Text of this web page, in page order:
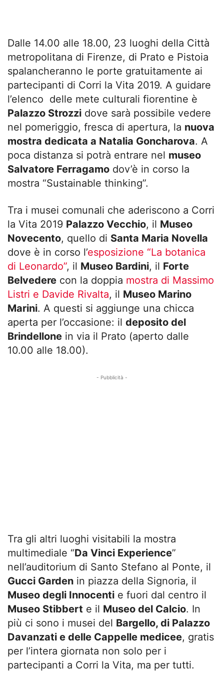
Dalle 14.00 alle 18.00, 23 luoghi della Città
metropolitana di Firenze, di Prato e Pistoia
spalancheranno le porte gratuitamente ai
partecipanti di Corri la Vita 2019. A guidare
l’elenco delle mete culturali fiorentine è
Palazzo Strozzi dove sarà possibile vedere
nel pomeriggio, fresca di apertura, la nuova
mostra dedicata a Natalia Goncharova. A
poca distanza si potrà entrare nel museo
Salvatore Ferragamo dov’è in corso la
mostra “Sustainable thinking”.
Tra i musei comunali che aderiscono a Corri
la Vita 2019 Palazzo Vecchio, il Museo
Novecento, quello di Santa Maria Novella
dove è in corso l’esposizione “La botanica
di Leonardo”, il Museo Bardini, il Forte
Belvedere con la doppia mostra di Massimo
Listri e Davide Rivalta, il Museo Marino
Marini. A questi si aggiunge una chicca
aperta per l’occasione: il deposito del
Brindellone in via il Prato (aperto dalle
10.00 alle 18.00).
- Pubblicità -
Tra gli altri luoghi visitabili la mostra
multimediale “Da Vinci Experience”
nell’auditorium di Santo Stefano al Ponte, il
Gucci Garden in piazza della Signoria, il
Museo degli Innocenti e fuori dal centro il
Museo Stibbert e il Museo del Calcio. In
più ci sono i musei del Bargello, di Palazzo
Davanzati e delle Cappelle medicee, gratis
per l’intera giornata non solo per i
partecipanti a Corri la Vita, ma per tutti.